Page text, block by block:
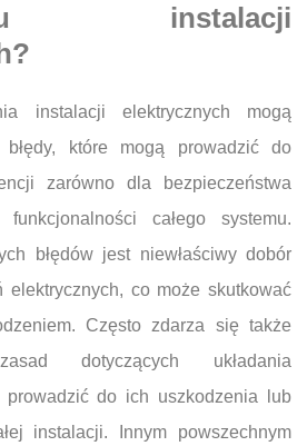
instalacji
instalacji elektrycznych mogą
błędy, które mogą prowadzić do
zarówno dla bezpieczeństwa
całego systemu.
błędów jest niewłaściwy dobór
elektrycznych, co może skutkować
Często zdarza się także
dotyczących układania
prowadzić do ich uszkodzenia lub
instalacji. Innym powszechnym